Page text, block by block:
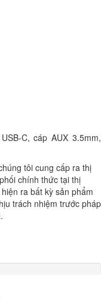
C, cáp AUX 3.5mm,
tôi cung cấp ra thị
chính thức tại thị
ra bất kỳ sản phẩm
trách nhiệm trước pháp